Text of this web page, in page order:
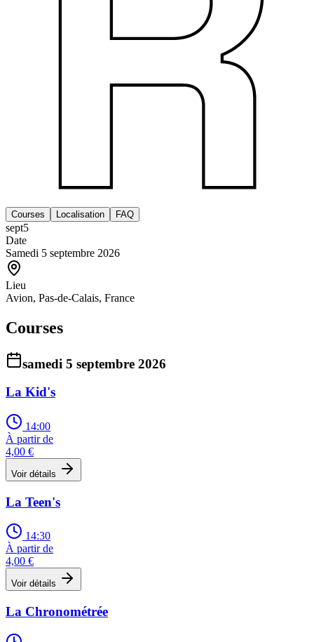
Courses Localisation FAQ
sept5
Date
Samedi 5 septembre 2026
Lieu
Avion, Pas-de-Calais, France
Courses
samedi 5 septembre 2026
La Kid's
14:00
À partir de
4,00 €
Voir détails
La Teen's
14:30
À partir de
4,00 €
Voir détails
La Chronométrée